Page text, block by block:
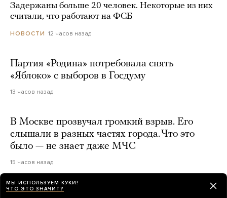
Задержаны больше 20 человек. Некоторые из них
считали, что работают на ФСБ
НОВОСТИ 12 часов назад
Партия «Родина» потребовала снять
«Яблоко» с выборов в Госдуму
13 часов назад
В Москве прозвучал громкий взрыв. Его
слышали в разных частях города. Что это
было — не знает даже МЧС
15 часов назад
МЫ ИСПОЛЬЗУЕМ КУКИ!
ЧТО ЭТО ЗНАЧИТ?